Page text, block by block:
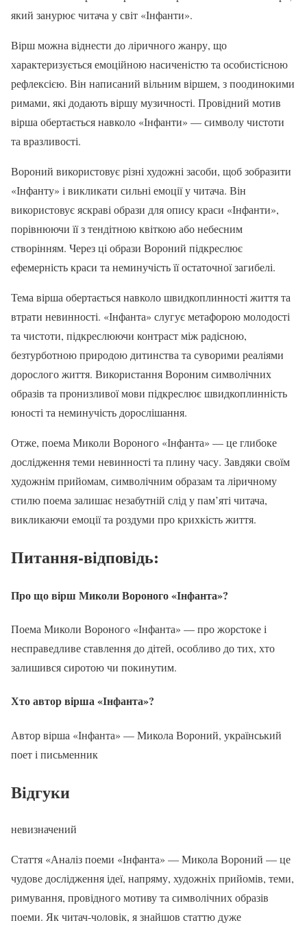
який занурює читача у світ «Інфанти».
Вірш можна віднести до ліричного жанру, що
характеризується емоційною насиченістю та особистісною
рефлексією. Він написаний вільним віршем, з поодинокими
римами, які додають віршу музичності. Провідний мотив
вірша обертається навколо «Інфанти» — символу чистоти
та вразливості.
Вороний використовує різні художні засоби, щоб зобразити
«Інфанту» і викликати сильні емоції у читача. Він
використовує яскраві образи для опису краси «Інфанти»,
порівнюючи її з тендітною квіткою або небесним
створінням. Через ці образи Вороний підкреслює
ефемерність краси та неминучість її остаточної загибелі.
Тема вірша обертається навколо швидкоплинності життя та
втрати невинності. «Інфанта» слугує метафорою молодості
та чистоти, підкреслюючи контраст між радісною,
безтурботною природою дитинства та суворими реаліями
дорослого життя. Використання Вороним символічних
образів та пронизливої мови підкреслює швидкоплинність
юності та неминучість дорослішання.
Отже, поема Миколи Вороного «Інфанта» — це глибоке
дослідження теми невинності та плину часу. Завдяки своїм
художнім прийомам, символічним образам та ліричному
стилю поема залишає незабутній слід у пам’яті читача,
викликаючи емоції та роздуми про крихкість життя.
Питання-відповідь:
Про що вірш Миколи Вороного «Інфанта»?
Поема Миколи Вороного «Інфанта» — про жорстоке і
несправедливе ставлення до дітей, особливо до тих, хто
залишився сиротою чи покинутим.
Хто автор вірша «Інфанта»?
Автор вірша «Інфанта» — Микола Вороний, український
поет і письменник
Відгуки
невизначений
Стаття «Аналіз поеми «Інфанта» — Микола Вороний — це
чудове дослідження ідеї, напряму, художніх прийомів, теми,
римування, провідного мотиву та символічних образів
поеми. Як читач-чоловік, я знайшов статтю дуже